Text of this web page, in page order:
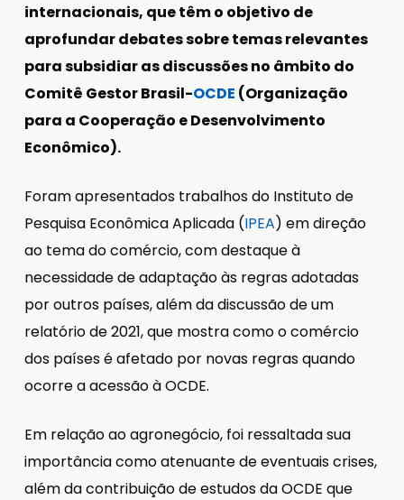
internacionais, que têm o objetivo de
aprofundar debates sobre temas relevantes
para subsidiar as discussões no âmbito do
Comitê Gestor Brasil-OCDE (Organização
para a Cooperação e Desenvolvimento
Econômico).
Foram apresentados trabalhos do Instituto de
Pesquisa Econômica Aplicada (IPEA) em direção
ao tema do comércio, com destaque à
necessidade de adaptação às regras adotadas
por outros países, além da discussão de um
relatório de 2021, que mostra como o comércio
dos países é afetado por novas regras quando
ocorre a acessão à OCDE.
Em relação ao agronegócio, foi ressaltada sua
importância como atenuante de eventuais crises,
além da contribuição de estudos da OCDE que